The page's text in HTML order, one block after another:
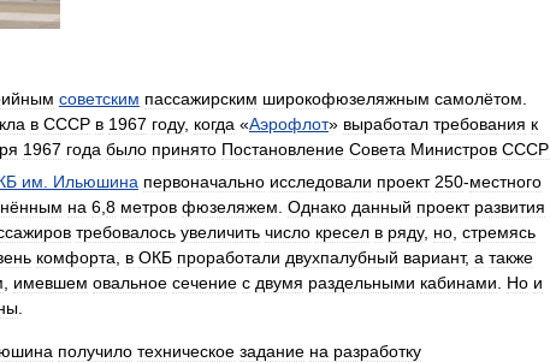
советским пассажирским широкофюзеляжным самолётом.
в СССР в 1967 году, когда «Аэрофлот» выработал требования к
1967 года было принято Постановление Совета Министров СССР
им Ильюшина первоначально исследовали проект 250-местного
на 6 8 метров фюзеляжем Однако данный проект развития
требовалось увеличить число кресел в ряду, но стремясь
комфорта в ОКБ проработали двухпалубный вариант, а также
имевшем овальное сечение с двумя раздельными кабинами Но и
получило техническое задание на разработку